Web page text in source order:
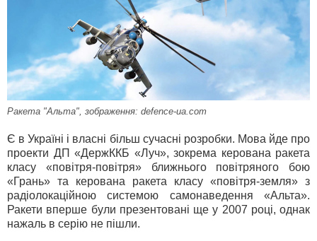
Ракета "Альта", зображення: defence-ua.com
Є в Україні і власні більш сучасні розробки. Мова йде про
проекти ДП «ДержККБ «Луч», зокрема керована ракета
класу «повітря-повітря» ближнього повітряного бою
«Грань» та керована ракета класу «повітря-земля» з
радіолокаційною системою самонаведення «Альта».
Ракети вперше були презентовані ще у 2007 році, однак
нажаль в серію не пішли.